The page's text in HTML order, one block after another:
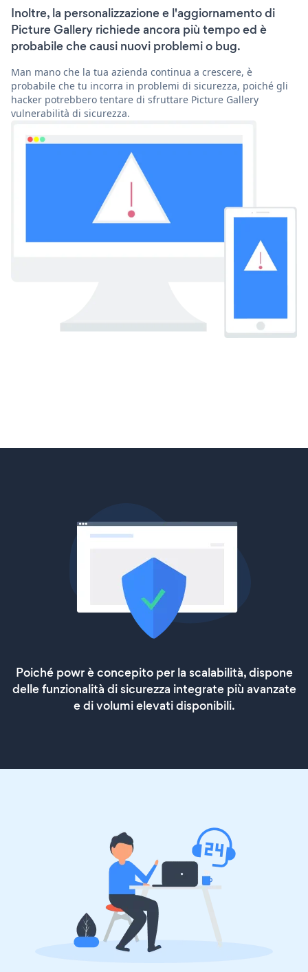
Inoltre, la personalizzazione e l'aggiornamento di
Picture Gallery richiede ancora più tempo ed è
probabile che causi nuovi problemi o bug.
Man mano che la tua azienda continua a crescere, è
probabile che tu incorra in problemi di sicurezza, poiché gli
hacker potrebbero tentare di sfruttare Picture Gallery
vulnerabilità di sicurezza.
Poiché powr è concepito per la scalabilità, dispone
delle funzionalità di sicurezza integrate più avanzate
e di volumi elevati disponibili.